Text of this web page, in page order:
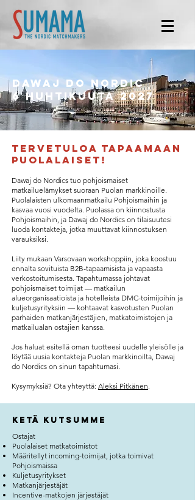
Dawaj do nordic
6 huhtikuuta 2027
Tervetuloa Tapaamaan
Puolalaiset!
Dawaj do Nordics tuo pohjoismaiset
matkailuelämykset suoraan Puolan markkinoille.
Puolalaisten ulkomaanmatkailu Pohjoismaihin ja
kasvaa vuosi vuodelta. Puolassa on kiinnostusta
Pohjoismaihin, ja Dawaj do Nordics on tilaisuutesi
luoda kontakteja, jotka muuttavat kiinnostuksen
varauksiksi.
Liity mukaan Varsovaan workshoppiin, joka koostuu
ennalta sovituista B2B-tapaamisista ja vapaasta
verkostoitumisesta. Tapahtumassa johtavat
pohjoismaiset toimijat — matkailun
alueorganisaatioista ja hotelleista DMC-toimijoihin ja
kuljetusyrityksiin — kohtaavat kasvotusten Puolan
parhaiden matkanjärjestäjien, matkatoimistojen ja
matkailualan ostajien kanssa.
Jos haluat esitellä oman tuotteesi uudelle yleisölle ja
löytää uusia kontakteja Puolan markkinoilta, Dawaj
do Nordics on sinun tapahtumasi.
Kysymyksiä? Ota yhteyttä: Aleksi Pitkänen.
Ketä kutsumme
​Ostajat
Puolalaiset matkatoimistot
Määritellyt incoming-toimijat, jotka toimivat
Pohjoismaissa
Kuljetusyritykset
Matkanjärjestäjät
Incentive-matkojen järjestäjät